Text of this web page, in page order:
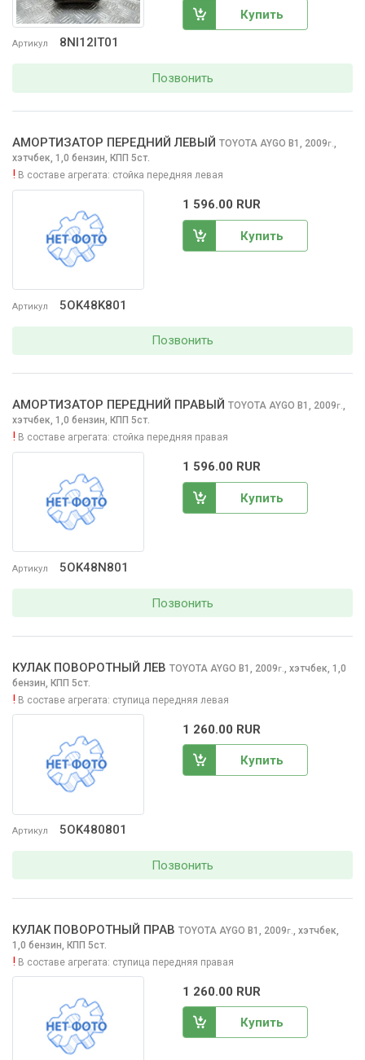
Артикул 8NI12IT01
Купить
Позвонить
Артикул 5OK48K801
АМОРТИЗАТОР ПЕРЕДНИЙ ЛЕВЫЙ TOYOTA AYGO B1, 2009г.,
хэтчбек, 1,0 бензин, КПП 5ст.
! В составе агрегата: стойка передняя левая
1 596.00 RUR
Купить
Позвонить
Артикул 5OK48N801
АМОРТИЗАТОР ПЕРЕДНИЙ ПРАВЫЙ TOYOTA AYGO B1, 2009г.,
хэтчбек, 1,0 бензин, КПП 5ст.
! В составе агрегата: стойка передняя правая
1 596.00 RUR
Купить
Позвонить
Артикул 5OK480801
КУЛАК ПОВОРОТНЫЙ ЛЕВ TOYOTA AYGO B1, 2009г. хэтчбек, 1,0
бензин, КПП 5ст.
! В составе агрегата: ступица передняя левая
1 260.00 RUR
Купить
Позвонить
КУЛАК ПОВОРОТНЫЙ ПРАВ TOYOTA AYGO B1, 2009г., хэтчбек,
1,0 бензин, КПП 5ст.
! В составе агрегата: ступица передняя правая
1 260.00 RUR
Купить